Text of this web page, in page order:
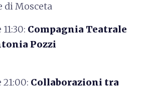
di Mosceta
Compagnia Teatrale
Pozzi
21:00: Collaborazioni tra